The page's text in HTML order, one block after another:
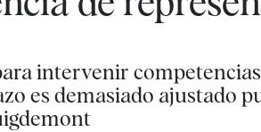
intervenir
es demasiado ajustado